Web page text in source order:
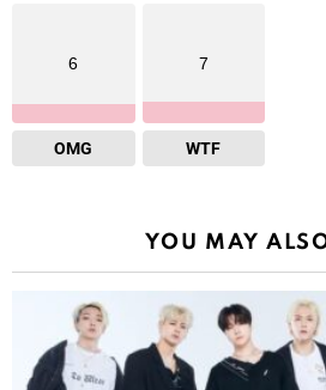
6
OMG
7
WTF
YOU MAY